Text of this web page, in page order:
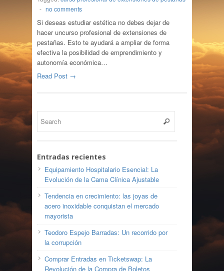
- no comments
Si deseas estudiar estética no debes dejar de
hacer uncurso profesional de extensiones de
pestañas. Esto te ayudará a ampliar de forma
efectiva la posibilidad de emprendimiento y
autonomía económica…
Read Post →
Entradas recientes
Equipamiento Hospitalario Esencial: La
Evolución de la Cama Clínica Ajustable
Tendencia en crecimiento: las joyas de
acero inoxidable conquistan el mercado
mayorista
Teodoro Espejo Barradas: Un recorrido por
la corrupción
Comprar Entradas en Ticketswap: La
Revolución de la Compra de Boletos